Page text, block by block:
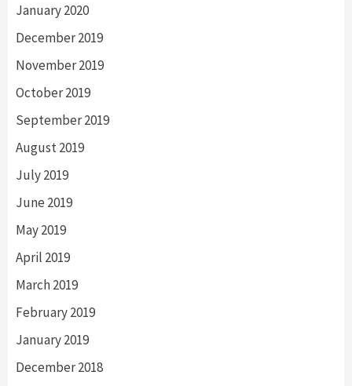
January 2020
December 2019
November 2019
October 2019
September 2019
August 2019
July 2019
June 2019
May 2019
April 2019
March 2019
February 2019
January 2019
December 2018